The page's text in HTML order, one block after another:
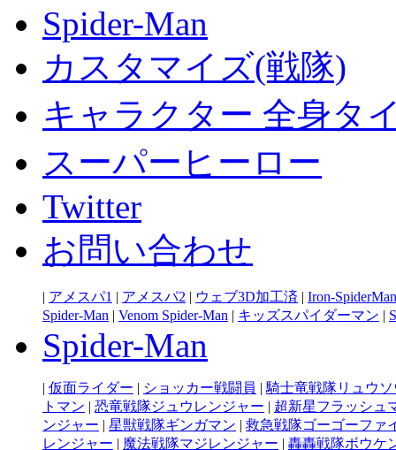
Spider-Man
カスタマイズ(戦隊)
キャラクター 全身タ
スーパーヒーロー
Twitter
お問い合わせ
| アメスパ1 | アメスパ2 | ウェブ3D加工済 | Iron-SpiderMan
Spider-Man | Venom Spider-Man | キッズスパイダーマン |
Spider-Man
| 仮面ライダー | ショッカー戦闘員 | 騎士竜戦隊リュウ
トマン | 恐竜戦隊ジュウレンジャー | 超新星フラッシュ
ンジャー | 星獣戦隊ギンガマン | 救急戦隊ゴーゴーファ
レンジャー | 魔法戦隊マジレンジャー | 轟轟戦隊ボウケ